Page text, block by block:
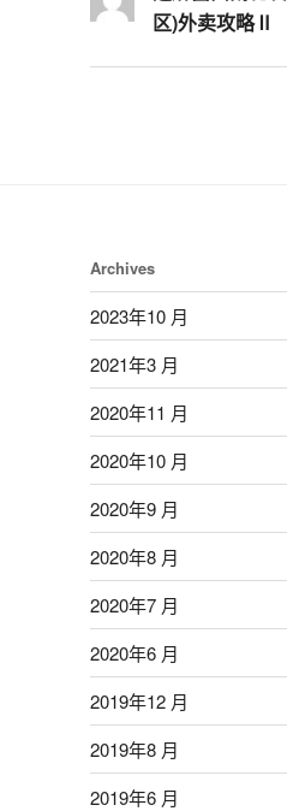
区)外卖攻略Ⅱ
Archives
2023年10 月
2021年3 月
2020年11 月
2020年10 月
2020年9 月
2020年8 月
2020年7 月
2020年6 月
2019年12 月
2019年8 月
2019年6 月